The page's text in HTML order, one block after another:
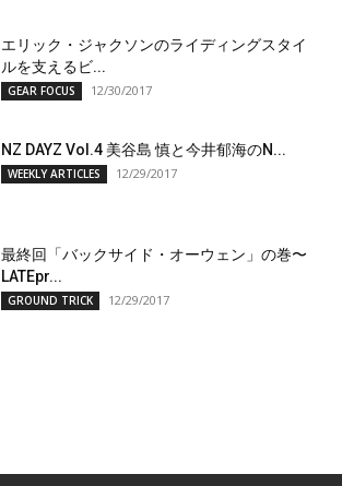
エリック・ジャクソンのライディングスタイ
ルを支えるビ...
GEAR FOCUS 12/30/2017
NZ DAYZ Vol.4 美谷島 慎と今井郁海のN...
WEEKLY ARTICLES 12/29/2017
最終回「バックサイド・オーウェン」の巻〜
LATEpr...
GROUND TRICK 12/29/2017